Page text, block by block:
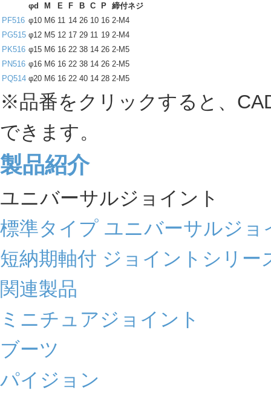
φd M E F B C P 締付ネジ
PF516 φ10 M6 11 14 26 10 16 2-M4
PG515 φ12 M5 12 17 29 11 19 2-M4
PK516 φ15 M6 16 22 38 14 26 2-M5
PN516 φ16 M6 16 22 38 14 26 2-M5
PQ514 φ20 M6 16 22 40 14 28 2-M5
※品番をクリックすると、
できます。
製品紹介
ユニバーサルジョイント
標準タイプ ユニバーサルジョ
短納期軸付 ジョイントシリー
関連製品
ミニチュアジョイント
ブーツ
パイジョン